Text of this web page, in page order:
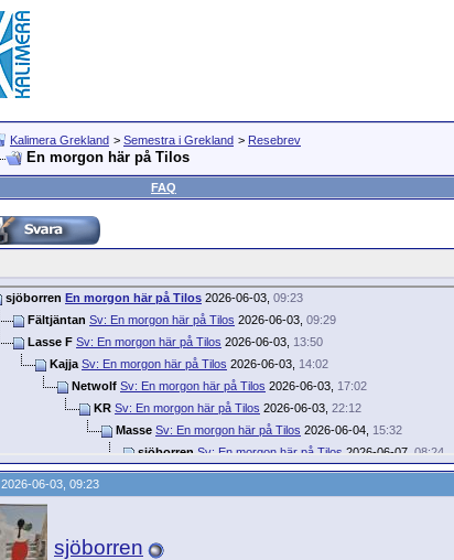
Kalimera Grekland > Semestra i Grekland > Resebrev
En morgon här på Tilos
FAQ
sjöborren En morgon här på Tilos 2026-06-03, 09:23
Fältjäntan Sv: En morgon här på Tilos 2026-06-03, 09:29
Lasse F Sv: En morgon här på Tilos 2026-06-03, 13:50
Kajja Sv: En morgon här på Tilos 2026-06-03, 14:02
Netwolf Sv: En morgon här på Tilos 2026-06-03, 17:02
KR Sv: En morgon här på Tilos 2026-06-03, 22:12
Masse Sv: En morgon här på Tilos 2026-06-04, 15:32
sjöborren Sv: En morgon här på Tilos 2026-06-07, 08:24
Masse Sv: En morgon här på Tilos2026-06-20,23:05
Getpinglan Sv: En morgon här på Tilos2026-06-21,10:13
2026-06-03, 09:23
sjöborren